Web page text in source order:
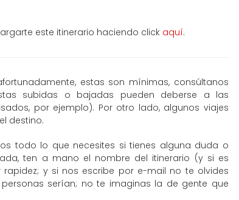
este itinerario haciendo click aquí.
estas son mínimas, consúltanos
subidas o bajadas pueden deberse a las
por ejemplo). Por otro lado, algunos viajes
destino.
todo lo que necesites si tienes alguna duda o
ten a mano el nombre del itinerario (y si es
y si nos escribe por e-mail no te olvides
serían; no te imaginas la de gente que